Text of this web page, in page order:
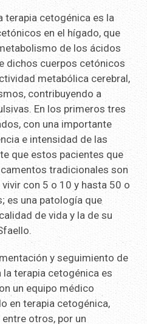
terapia cetogénica es la
en el hígado, que
de los ácidos
dichos cuerpos cetónicos
metabólica cerebral,
contribuyendo a
En los primeros tres
con una importante
e intensidad de las
que estos pacientes que
tradicionales son
con 5 o 10 y hasta 50 o
es una patología que
de vida y la de su
y seguimiento de
terapia cetogénica es
un equipo médico
en terapia cetogénica,
otros, por un